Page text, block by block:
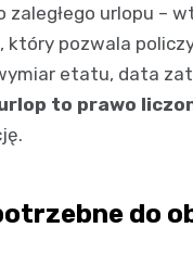
zaległego urlopu –
pozwala
etatu, data
to prawo
do